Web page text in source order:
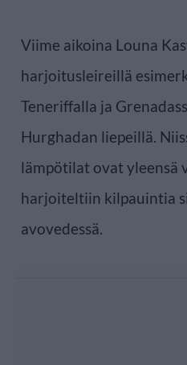
Viime aikoina Louna
harjoitusleireillä
Teneriffalla ja
Hurghadan liepeillä.
lämpötilat ovat yleensä
harjoiteltiin kilpauintia
avovedessä.